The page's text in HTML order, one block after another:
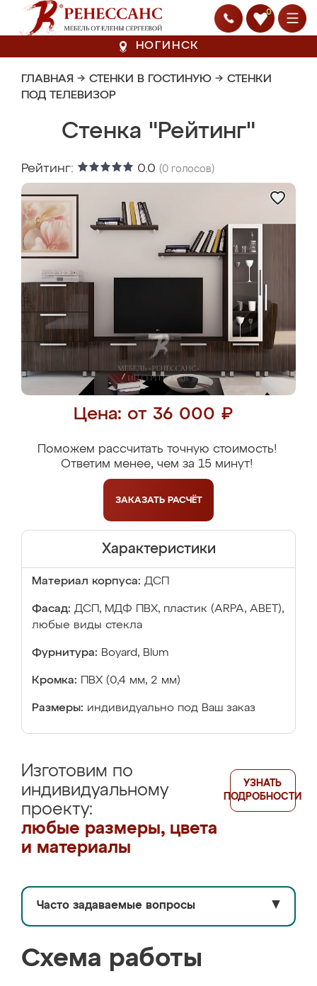
0
НОГИНСК
ГЛАВНАЯ → СТЕНКИ В ГОСТИНУЮ → СТЕНКИ
ПОД ТЕЛЕВИЗОР
Стенка "Рейтинг"
Рейтинг: 0.0 (0 голосов)
Цена: от 36 000 ₽
Поможем рассчитать точную стоимость!
Ответим менее, чем за 15 минут!
ЗАКАЗАТЬ РАСЧЁТ
Характеристики
Материал корпуса: ДСП
Фасад: ДСП, МДФ ПВХ, пластик (ARPA, ABET),
любые виды стекла
Фурнитура: Boyard, Blum
Кромка: ПВХ (0,4 мм, 2 мм)
Размеры: индивидуально под Ваш заказ
Изготовим по
индивидуальному
проекту:
любые размеры, цвета
и материалы
УЗНАТЬ
ПОДРОБНОСТИ
Часто задаваемые вопросы ▼
Схема работы